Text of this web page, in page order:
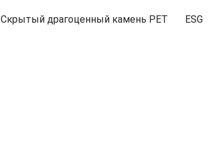
Скрытый драгоценный камень PET ESG